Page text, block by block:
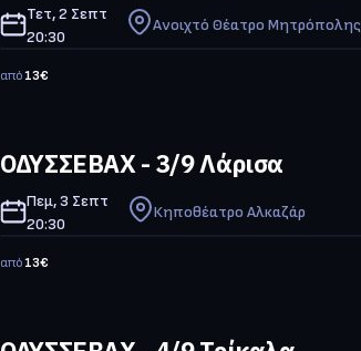
Τετ, 2 Σεπτ
20:30
Ανοιχτό Θέατρο Μητρόπολης
από13€
ΟΔΥΣΣΕΒΑΧ - 3/9 Λάρισα
Πεμ, 3 Σεπτ
20:30
Κηποθέατρο Αλκαζάρ
από13€